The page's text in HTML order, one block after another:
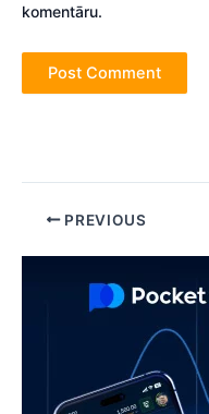
komentāru.
Post PREVIOUS